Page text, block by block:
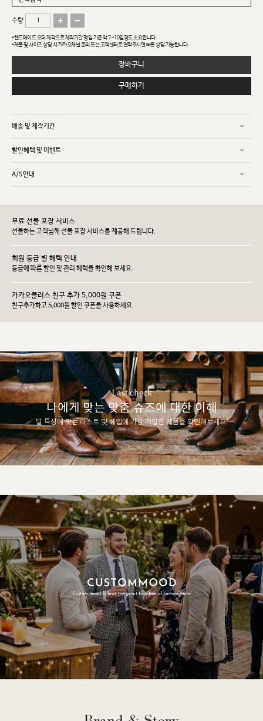
수량
*핸드메이드 오더 제작으로 제작기간 평일 기준 약 7~10일정도 소요됩니다.
*제품 및 사이즈 상담 시 카카오채널 문의 또는 고객센터로 연락주시면 빠른 상담 가능합니다.
장바구니
구매하기
배송 및 제작기간
할인혜택 및 이벤트
A/S안내
무료 선물 포장 서비스
선물하는 고객님께 선물 포장 서비스를 제공해 드립니다.
회원 등급 별 혜택 안내
등급에 따른 할인 및 관리 헤택을 확인해 보세요.
카카오플러스 친구 추가 5,000원 쿠폰
친구추가하고 5,000원 할인 쿠폰을 사용하세요.
Last check
나에게 맞는 맞춤 슈즈에 대한 이해
발 특성에 맞는 라스트 및 쉐입에 가장 적합한 제품을 확인해보세요.